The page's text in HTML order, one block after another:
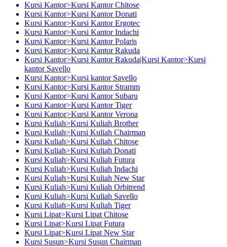
Kursi Kantor>Kursi Kantor Chitose
Kursi Kantor>Kursi Kantor Donati
Kursi Kantor>Kursi Kantor Ergotec
Kursi Kantor>Kursi Kantor Indachi
Kursi Kantor>Kursi Kantor Polaris
Kursi Kantor>Kursi Kantor Rakuda
Kursi Kantor>Kursi Kantor Rakuda|Kursi Kantor>Kursi
kantor Savello
Kursi Kantor>Kursi kantor Savello
Kursi Kantor>Kursi Kantor Stramm
Kursi Kantor>Kursi Kantor Subaru
Kursi Kantor>Kursi Kantor Tiger
Kursi Kantor>Kursi Kantor Verona
Kursi Kuliah>Kursi Kuliah Brother
Kursi Kuliah>Kursi Kuliah Chairman
Kursi Kuliah>Kursi Kuliah Chitose
Kursi Kuliah>Kursi Kuliah Donati
Kursi Kuliah>Kursi Kuliah Futura
Kursi Kuliah>Kursi Kuliah Indachi
Kursi Kuliah>Kursi Kuliah New Star
Kursi Kuliah>Kursi Kuliah Orbitrend
Kursi Kuliah>Kursi Kuliah Savello
Kursi Kuliah>Kursi Kuliah Tiger
Kursi Lipat>Kursi Lipat Chitose
Kursi Lipat>Kursi Lipat Futura
Kursi Lipat>Kursi Lipat New Star
Kursi Susun>Kursi Susun Chairman